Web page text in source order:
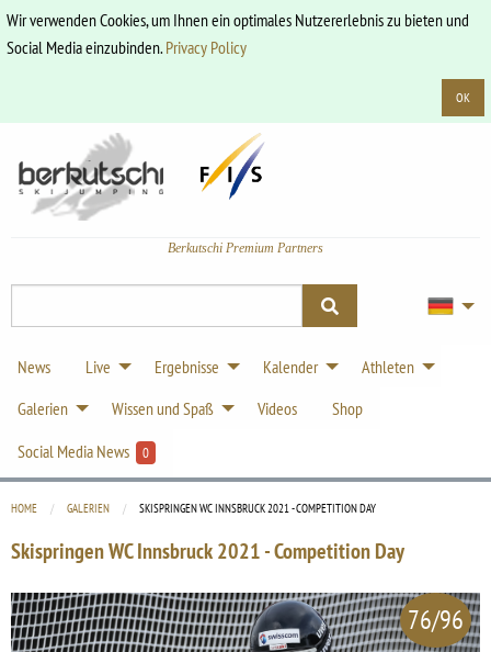
Wir verwenden Cookies, um Ihnen ein optimales Nutzererlebnis zu bieten und
Social Media einzubinden.Privacy Policy
OK
Berkutschi Premium Partners
News Live Ergebnisse Kalender
Athleten
Galerien
Wissen und Spaß Videos
Shop
Social Media News
0
HOME GALERIEN CURRENT:
SKISPRINGEN WC INNSBRUCK 2021 - COMPETITION DAY
Skispringen WC Innsbruck 2021 - Competition Day
76/96